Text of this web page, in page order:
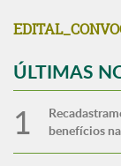
ÚLTIMAS
benefícios